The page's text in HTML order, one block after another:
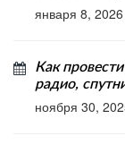
января 8, 2026
Как
радио,
ноября 30,